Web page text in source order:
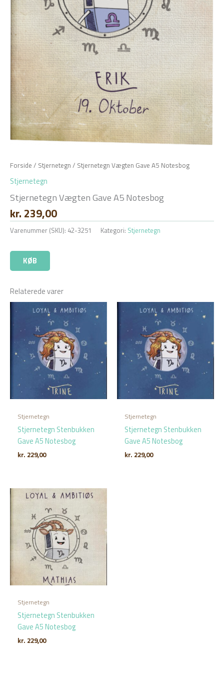
Forside / Stjernetegn / Stjernetegn Vægten Gave A5 Notesbog
Stjernetegn
Stjernetegn Vægten Gave A5 Notesbog
kr. 239,00
Varenummer (SKU): 42-3251 Kategori: Stjernetegn
KØB
Relaterede varer
Stjernetegn
Stjernetegn Stenbukken
Gave A5 Notesbog
kr. 229,00
Stjernetegn
Stjernetegn Stenbukken
Gave A5 Notesbog
kr. 229,00
Stjernetegn
Stjernetegn Stenbukken
Gave A5 Notesbog
kr. 229,00